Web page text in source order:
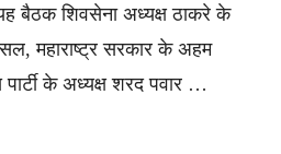
बैठक शिवसेना अध्यक्ष ठाकरे के
महाराष्ट्र सरकार के अहम
पार्टी के अध्यक्ष शरद पवार …